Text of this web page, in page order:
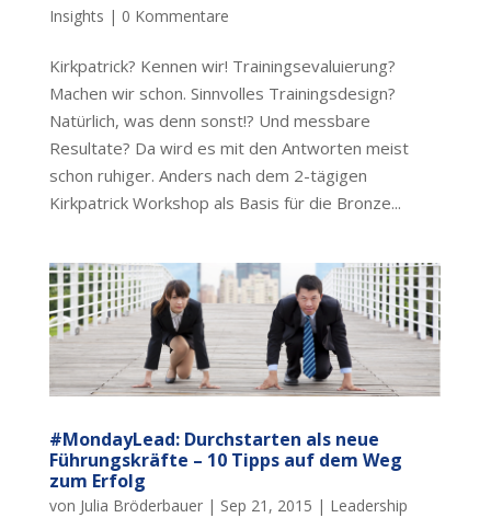
Insights | 0 Kommentare
Kirkpatrick? Kennen wir! Trainingsevaluierung?
Machen wir schon. Sinnvolles Trainingsdesign?
Natürlich, was denn sonst!? Und messbare
Resultate? Da wird es mit den Antworten meist
schon ruhiger. Anders nach dem 2-tägigen
Kirkpatrick Workshop als Basis für die Bronze...
#MondayLead: Durchstarten als neue
Führungskräfte – 10 Tipps auf dem Weg
zum Erfolg
von Julia Bröderbauer| Sep 21, 2015 | Leadership